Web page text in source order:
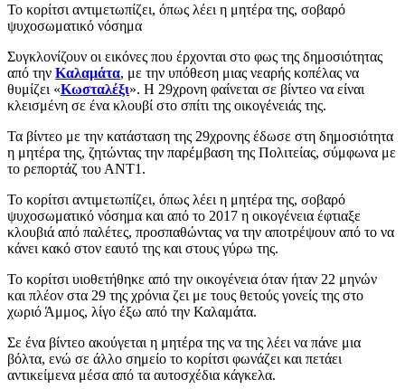
Το κορίτσι αντιμετωπίζει, όπως λέει η μητέρα της, σοβαρό
ψυχοσωματικό νόσημα
Συγκλονίζουν οι εικόνες που έρχονται στο φως της δημοσιότητας
από την Καλαμάτα, με την υπόθεση μιας νεαρής κοπέλας να
θυμίζει «Κωσταλέξι». Η 29χρονη φαίνεται σε βίντεο να είναι
κλεισμένη σε ένα κλουβί στο σπίτι της οικογένειάς της.
Τα βίντεο με την κατάσταση της 29χρονης έδωσε στη δημοσιότητα
η μητέρα της, ζητώντας την παρέμβαση της Πολιτείας, σύμφωνα με
το ρεπορτάζ του ΑΝΤ1.
Το κορίτσι αντιμετωπίζει, όπως λέει η μητέρα της, σοβαρό
ψυχοσωματικό νόσημα και από το 2017 η οικογένεια έφτιαξε
κλουβιά από παλέτες, προσπαθώντας να την αποτρέψουν από το να
κάνει κακό στον εαυτό της και στους γύρω της.
Το κορίτσι υιοθετήθηκε από την οικογένεια όταν ήταν 22 μηνών
και πλέον στα 29 της χρόνια ζει με τους θετούς γονείς της στο
χωριό Άμμος, λίγο έξω από την Καλαμάτα.
Σε ένα βίντεο ακούγεται η μητέρα της να της λέει να πάνε μια
βόλτα, ενώ σε άλλο σημείο το κορίτσι φωνάζει και πετάει
αντικείμενα μέσα από τα αυτοσχέδια κάγκελα.